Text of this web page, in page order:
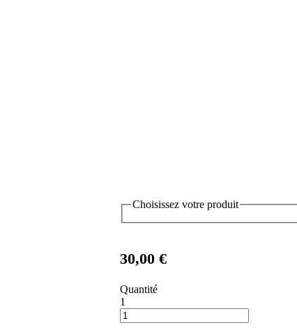
Choisissez votre produit
30,00 €
Quantité
1